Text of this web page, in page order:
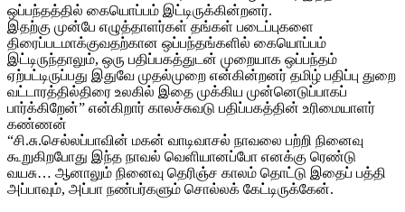
ஒப்பந்தத்தில் கையொப்பம் இட்டிருக்கின்றனர்.
இதற்கு முன்பே எழுத்தாளர்கள் தங்கள் படைப்புகளை
திரைப்படமாக்குவதற்கான ஒப்பந்தங்களில் கையொப்பம்
இட்டிருந்தாலும், ஒரு பதிப்பகத்துடன் முறையாக ஒப்பந்தம்
ஏற்பட்டிருப்பது இதுவே முதல்முறை என்கின்றனர் தமிழ் பதிப்பு துறை
வட்டாரத்தில்திரை உலகில் இதை முக்கிய முன்னெடுப்பாகப்
பார்க்கிறேன்” என்கிறார் காலச்சுவடு பதிப்பகத்தின் உரிமையாளர்
கண்ணன்
“சி.சு.செல்லப்பாவின் மகன் வாடிவாசல் நாவலை பற்றி நினைவு
கூறுகிறபோது இந்த நாவல் வெளியானப்போ எனக்கு ரெண்டு
வயசு… ஆனாலும் நினைவு தெரிஞ்ச காலம் தொட்டு இதைப் பத்தி
அப்பாவும், அப்பா நண்பர்களும் சொல்லக் கேட்டிருக்கேன்.